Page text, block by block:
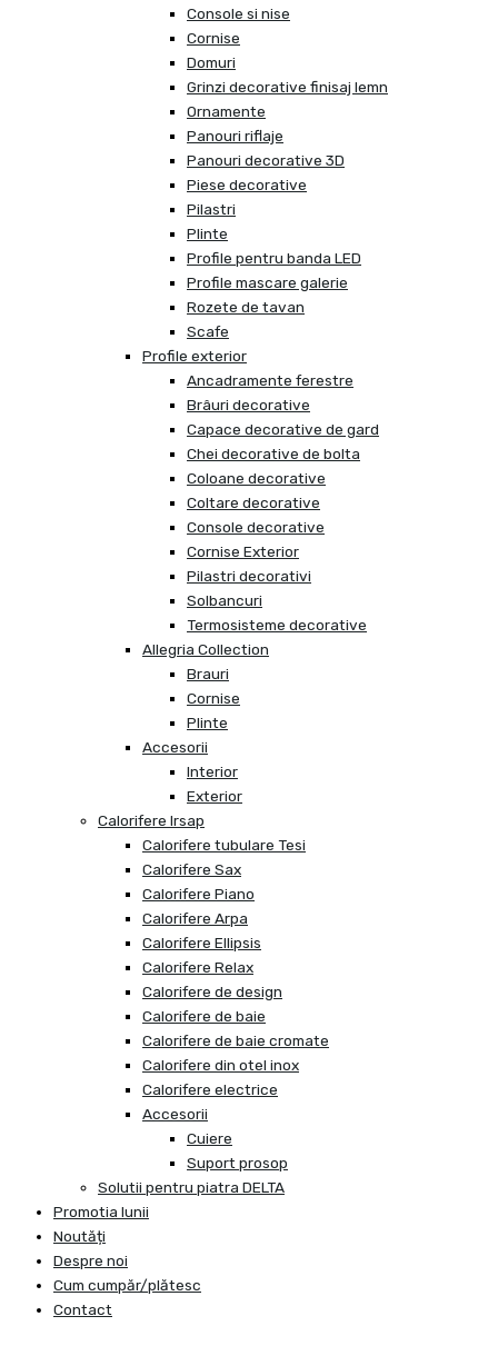
Console si nise
Cornise
Domuri
Grinzi decorative finisaj lemn
Ornamente
Panouri riflaje
Panouri decorative 3D
Piese decorative
Pilastri
Plinte
Profile pentru banda LED
Profile mascare galerie
Rozete de tavan
Scafe
Profile exterior
Ancadramente ferestre
Brâuri decorative
Capace decorative de gard
Chei decorative de bolta
Coloane decorative
Coltare decorative
Console decorative
Cornise Exterior
Pilastri decorativi
Solbancuri
Termosisteme decorative
Allegria Collection
Brauri
Cornise
Plinte
Accesorii
Interior
Exterior
Calorifere Irsap
Calorifere tubulare Tesi
Calorifere Sax
Calorifere Piano
Calorifere Arpa
Calorifere Ellipsis
Calorifere Relax
Calorifere de design
Calorifere de baie
Calorifere de baie cromate
Calorifere din otel inox
Calorifere electrice
Accesorii
Cuiere
Suport prosop
Solutii pentru piatra DELTA
Promotia lunii
Noutăți
Despre noi
Cum cumpăr/plătesc
Contact